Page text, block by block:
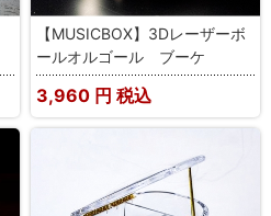
【MUSICBOX】3Dレーザーボ
ールオルゴール ブーケ
3,960 円 税込